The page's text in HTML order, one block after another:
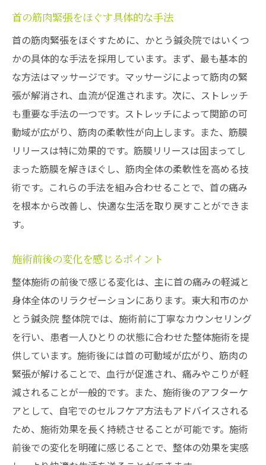
首の筋肉緊張をほぐす具体的な手法
首の筋肉緊張をほぐすために、かとう鍼灸院ではいくつ
かの具体的な手法を採用しています。まず、最も基本的
な方法はマッサージです。マッサージによって筋肉の緊
張が解消され、血流が促進されます。次に、ストレッチ
も重要な手法の一つです。ストレッチによって関節の可
動域が広がり、筋肉の柔軟性が向上します。また、筋膜
リリースは特に効果的です。筋膜リリースは固まってし
まった筋膜を解きほぐし、筋肉全体の柔軟性を高める技
術です。これらの手法を組み合わせることで、首の痛み
を根本から改善し、快適な生活を取り戻すことができま
す。
施術前後の変化を感じるポイント
整体施術の前後で感じる変化は、主に首の痛みの軽減と
身体全体のリラクゼーションにあります。東大和市のか
とう鍼灸院 整体院では、施術前に丁寧なカウンセリング
を行い、患者一人ひとりの状態に合わせた整体施術を提
供しています。施術後には首の可動域が広がり、筋肉の
緊張が解けることで、血行が促進され、痛みやこりが軽
減されることが一般的です。また、施術後のアフターケ
アとして、自宅でのセルフケア方法もアドバイスされる
ため、施術効果を長く持続させることが可能です。施術
前後での変化を明確に感じることで、整体の効果を実感